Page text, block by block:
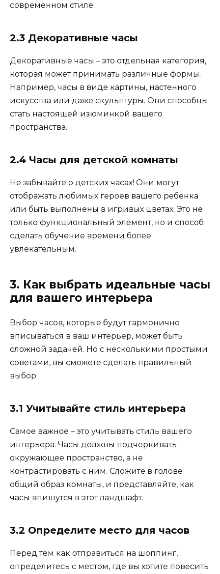
современном стиле.
2.3 Декоративные часы
Декоративные часы – это отдельная категория,
которая может принимать различные формы.
Например, часы в виде картины, настенного
искусства или даже скульптуры. Они способны
стать настоящей изюминкой вашего
пространства.
2.4 Часы для детской комнаты
Не забывайте о детских часах! Они могут
отображать любимых героев вашего ребенка
или быть выполнены в игривых цветах. Это не
только функциональный элемент, но и способ
сделать обучение времени более
увлекательным.
3. Как выбрать идеальные часы
для вашего интерьера
Выбор часов, которые будут гармонично
вписываться в ваш интерьер, может быть
сложной задачей. Но с несколькими простыми
советами, вы сможете сделать правильный
выбор.
3.1 Учитывайте стиль интерьера
Самое важное – это учитывать стиль вашего
интерьера. Часы должны подчеркивать
окружающее пространство, а не
контрастировать с ним. Сложите в голове
общий образ комнаты, и представляйте, как
часы впишутся в этот ландшафт.
3.2 Определите место для часов
Перед тем как отправиться на шоппинг,
определитесь с местом, где вы хотите повесить